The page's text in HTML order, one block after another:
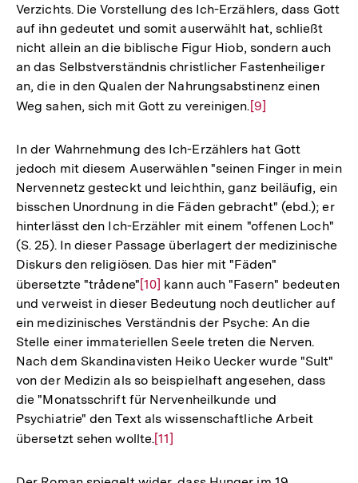
Verzichts. Die Vorstellung des Ich-Erzählers, dass Gott
auf ihn gedeutet und somit auserwählt hat, schließt
nicht allein an die biblische Figur Hiob, sondern auch
an das Selbstverständnis christlicher Fastenheiliger
an, die in den Qualen der Nahrungsabstinenz einen
Weg sahen, sich mit Gott zu vereinigen. Zur
der
Fußnote
[9]
In der Wahrnehmung des Ich-Erzählers hat Gott
jedoch mit diesem Auserwählen "seinen Finger in mein
Nervennetz gesteckt und leichthin, ganz beiläufig, ein
bisschen Unordnung in die Fäden gebracht" (ebd.); er
hinterlässt den Ich-Erzähler mit einem "offenen Loch"
(S. 25). In dieser Passage überlagert der medizinische
Diskurs den religiösen. Das hier mit "Fäden"
übersetzte "trådene"Zur
Auflösung
der
Fußnote
[10] kann auch "Fasern" bedeuten
und verweist in dieser Bedeutung noch deutlicher auf
ein medizinisches Verständnis der Psyche: An die
Stelle einer immateriellen Seele treten die Nerven.
Nach dem Skandinavisten Heiko Uecker wurde "Sult"
von der Medizin als so beispielhaft angesehen, dass
die "Monatsschrift für Nervenheilkunde und
Psychiatrie" den Text als wissenschaftliche Arbeit
übersetzt sehen wollte.Zur
der
[11]